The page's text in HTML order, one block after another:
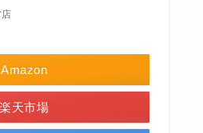
Amazon
楽天市場